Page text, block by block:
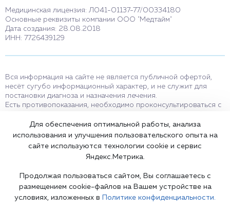
Медицинская лицензия: Л041-01137-77/00334180
Основные реквизиты компании ООО "Медтайм"
Дата создания: 28.08.2018
ИНН: 7726439129
Вся информация на сайте не является публичной офертой,
несёт сугубо информационный характер, и не служит для
постановки диагноза и назначения лечения.
Есть противопоказания, необходимо проконсультироваться с
мессенджерам и в соцсетях носят исключительно
информационный характер и не являются медицинскими
услугами.
Оставаясь на сайте вы соглашаетесь на использование cookies.
Карта сайта
Для обеспечения оптимальной работы, анализа
использования и улучшения пользовательского опыта на
сайте используются технологии cookie и сервис
Яндекс.Метрика.
Продолжая пользоваться сайтом, Вы соглашаетесь с
размещением cookie-файлов на Вашем устройстве на
условиях, изложенных в
Политике конфиденциальности.